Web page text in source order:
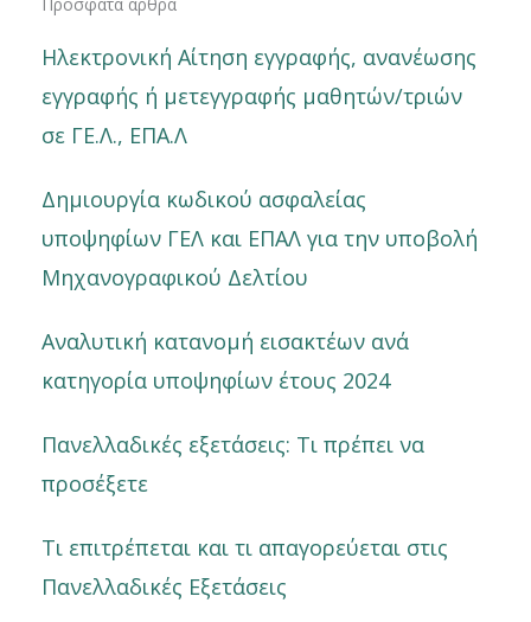
Πρόσφατα άρθρα
Ηλεκτρονική Αίτηση εγγραφής, ανανέωσης
εγγραφής ή μετεγγραφής μαθητών/τριών
σε ΓΕ.Λ., ΕΠΑ.Λ
Δημιουργία κωδικού ασφαλείας
υποψηφίων ΓΕΛ και ΕΠΑΛ για την υποβολή
Μηχανογραφικού Δελτίου
Αναλυτική κατανομή εισακτέων ανά
κατηγορία υποψηφίων έτους 2024
Πανελλαδικές εξετάσεις: Τι πρέπει να
προσέξετε
Τι επιτρέπεται και τι απαγορεύεται στις
Πανελλαδικές Εξετάσεις